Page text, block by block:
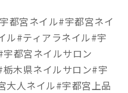
宮ネイル#宇都宮ネイ
ル#ティアラネイル#宇
都宮ネイルサロン
木県ネイルサロン#宇
大人ネイル#宇都宮上品